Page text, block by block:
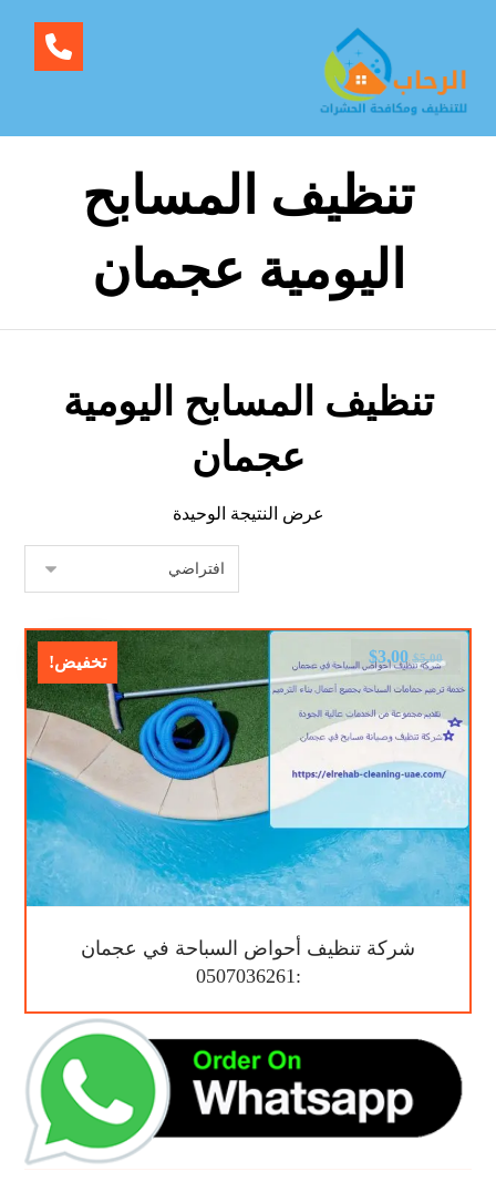
تنظيف المسابح
اليومية عجمان
تنظيف المسابح اليومية
عجمان
عرض النتيجة الوحيدة
تخفيض!
شركة تنظيف أحواض السباحة في عجمان
:0507036261
$5.00
$3.00